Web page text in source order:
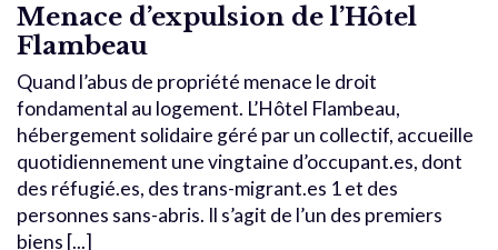
Menace d’expulsion de l’Hôtel
Flambeau
Quand l’abus de propriété menace le droit
fondamental au logement. L’Hôtel Flambeau,
hébergement solidaire géré par un collectif, accueille
quotidiennement une vingtaine d’occupant.es, dont
des réfugié.es, des trans-migrant.es 1 et des
personnes sans-abris. Il s’agit de l’un des premiers
biens [...]